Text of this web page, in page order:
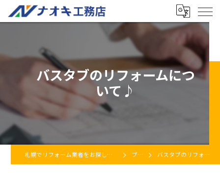
バスタブのリフォームにつ
いて♪
札幌でリフォーム業者をお探しなら株式会社ナオキ工務店 ブログ バスタブのリフォームについて♪